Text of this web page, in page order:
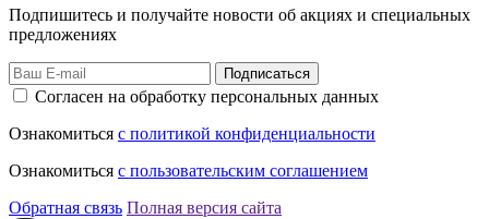
Подпишитесь и получайте новости об акциях и специальных
предложениях
Подписаться
Согласен на обработку персональных данных
Ознакомиться с политикой конфиденциальности
Ознакомиться с пользовательским соглашением
Обратная связь Полная версия сайта